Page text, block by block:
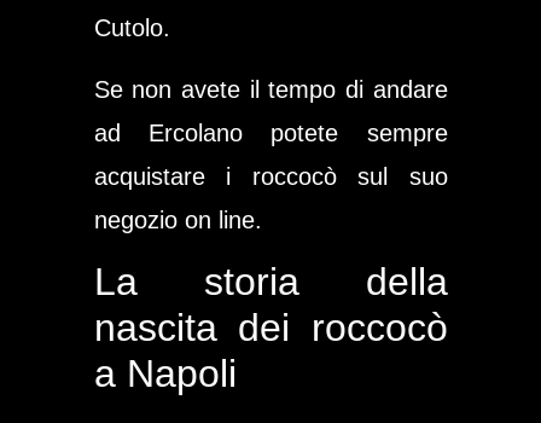
Cutolo.
Se non avete il tempo di andare
ad Ercolano potete sempre
acquistare i roccocò sul suo
negozio on line.
La storia della
nascita dei roccocò
a Napoli